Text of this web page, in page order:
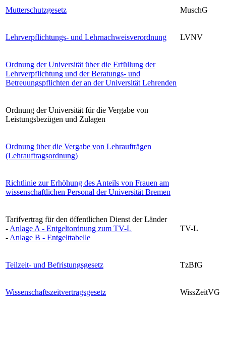
Mutterschutzgesetz MuschG
Lehrverpflichtungs- und Lehrnachweisverordnung LVNV
Ordnung der Universität über die Erfüllung der
Lehrverpflichtung und der Beratungs- und
Betreuungspflichten der an der Universität Lehrenden
Ordnung der Universität für die Vergabe von
Leistungsbezügen und Zulagen
Ordnung über die Vergabe von Lehraufträgen
(Lehrauftragsordnung)
Richtlinie zur Erhöhung des Anteils von Frauen am
wissenschaftlichen Personal der Universität Bremen
Tarifvertrag für den öffentlichen Dienst der Länder
- Anlage A - Entgeltordnung zum TV-L
- Anlage B - Entgelttabelle
TV-L
Teilzeit- und Befristungsgesetz TzBfG
Wissenschaftszeitvertragsgesetz WissZeitVG